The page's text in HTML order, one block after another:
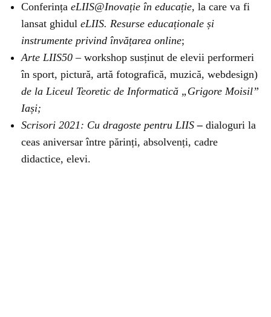
Conferința eLIIS@Inovație în educație, la care va fi
lansat ghidul eLIIS. Resurse educaționale și
instrumente privind învățarea online;
Arte LIIS50 – workshop susținut de elevii performeri
în sport, pictură, artă fotografică, muzică, webdesign)
de la Liceul Teoretic de Informatică „Grigore Moisil”
Iași;
Scrisori 2021: Cu dragoste pentru LIIS– dialoguri la
ceas aniversar între părinți, absolvenți, cadre
didactice, elevi.